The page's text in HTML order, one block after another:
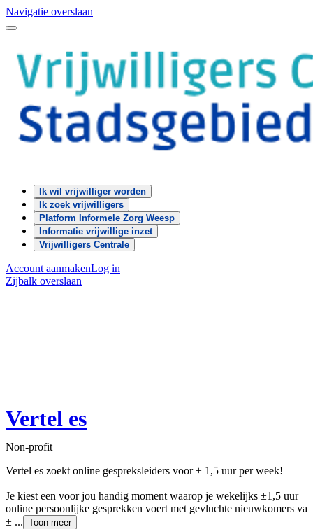
Navigatie overslaan
Ik wil vrijwilliger worden
Ik zoek vrijwilligers
Platform Informele Zorg Weesp
Informatie vrijwillige inzet
Vrijwilligers Centrale
Account aanmakenLog in
Zijbalk overslaan
Vertel es
Non-profit
Vertel es zoekt online gespreksleiders voor ± 1,5 uur per week!
Je kiest een voor jou handig moment waarop je wekelijks ±1,5 uur
online persoonlijke gesprekken voert met gevluchte nieuwkomers va
± ... Toon meer